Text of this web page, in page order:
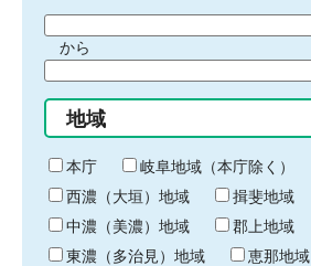
間
始
り
から
間
終
わ
り
地域
本庁
岐阜地域（本庁除く）
西濃（大垣）地域
揖斐地域
中濃（美濃）地域
郡上地域
東濃（多治見）地域
恵那地域